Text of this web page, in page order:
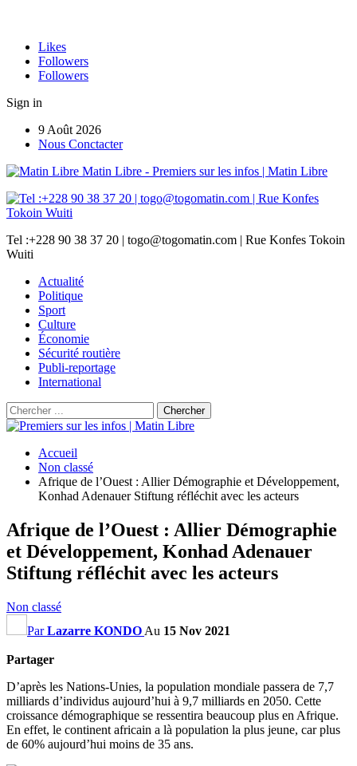
Likes
Followers
Followers
Sign in
9 Août 2026
Nous Conctacter
Matin Libre - Premiers sur les infos | Matin Libre
Tel :+228 90 38 37 20 | togo@togomatin.com | Rue Konfes Tokoin
Wuiti
Actualité
Politique
Sport
Culture
Économie
Sécurité routière
Publi-reportage
International
Accueil
Non classé
Afrique de l’Ouest : Allier Démographie et Développement,
Konhad Adenauer Stiftung réfléchit avec les acteurs
Afrique de l’Ouest : Allier Démographie
et Développement, Konhad Adenauer
Stiftung réfléchit avec les acteurs
Non classé
ParLazarre KONDO Au 15 Nov 2021
Partager
D’après les Nations-Unies, la population mondiale passera de 7,7
milliards d’individus aujourd’hui à 9,7 milliards en 2050. Cette
croissance démographique se ressentira beaucoup plus en Afrique.
En effet, le continent africain a là population la plus jeune, car plus
de 60% aujourd’hui moins de 35 ans.